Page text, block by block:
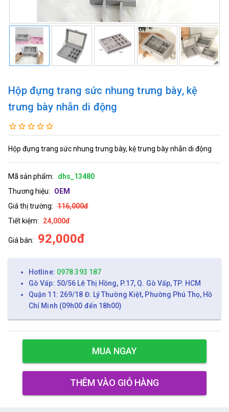
Hộp đựng trang sức nhung trưng bày, kệ
trưng bày nhẫn di động
Hộp đựng trang sức nhung trưng bày, kệ trưng bày nhẫn di động
Mã sản phẩm:
dhs_13480
Thương hiệu:
OEM
Giá thị trường: 116,000đ
Tiết kiệm:
24,000đ
Giá bán: 92,000đ
Hotline: 0978 393 187
Gò Vấp: 50/56 Lê Thị Hồng, P.17, Q. Gò Vấp, TP. HCM
Quận 11: 269/18 Đ. Lý Thường Kiệt, Phường Phú Thọ, Hồ
Chí Minh (09h00 đến 18h00)
MUA NGAY
THÊM VÀO GIỎ HÀNG